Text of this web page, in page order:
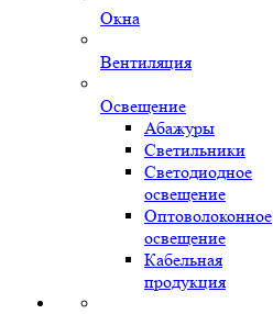
Окна
Вентиляция
Освещение
Абажуры
Светильники
Светодиодное
освещение
Оптоволоконное
освещение
Кабельная
продукция